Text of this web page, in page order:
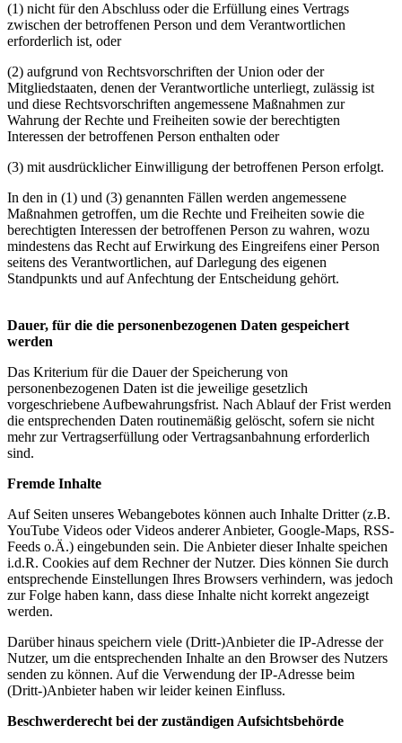
(1) nicht für den Abschluss oder die Erfüllung eines Vertrags
zwischen der betroffenen Person und dem Verantwortlichen
erforderlich ist, oder
(2) aufgrund von Rechtsvorschriften der Union oder der
Mitgliedstaaten, denen der Verantwortliche unterliegt, zulässig ist
und diese Rechtsvorschriften angemessene Maßnahmen zur
Wahrung der Rechte und Freiheiten sowie der berechtigten
Interessen der betroffenen Person enthalten oder
(3) mit ausdrücklicher Einwilligung der betroffenen Person erfolgt.
In den in (1) und (3) genannten Fällen werden angemessene
Maßnahmen getroffen, um die Rechte und Freiheiten sowie die
berechtigten Interessen der betroffenen Person zu wahren, wozu
mindestens das Recht auf Erwirkung des Eingreifens einer Person
seitens des Verantwortlichen, auf Darlegung des eigenen
Standpunkts und auf Anfechtung der Entscheidung gehört.
Dauer, für die die personenbezogenen Daten gespeichert
werden
Das Kriterium für die Dauer der Speicherung von
personenbezogenen Daten ist die jeweilige gesetzlich
vorgeschriebene Aufbewahrungsfrist. Nach Ablauf der Frist werden
die entsprechenden Daten routinemäßig gelöscht, sofern sie nicht
mehr zur Vertragserfüllung oder Vertragsanbahnung erforderlich
sind.
Fremde Inhalte
Auf Seiten unseres Webangebotes können auch Inhalte Dritter (z.B.
YouTube Videos oder Videos anderer Anbieter, Google-Maps, RSS-
Feeds o.Ä.) eingebunden sein. Die Anbieter dieser Inhalte speichen
i.d.R. Cookies auf dem Rechner der Nutzer. Dies können Sie durch
entsprechende Einstellungen Ihres Browsers verhindern, was jedoch
zur Folge haben kann, dass diese Inhalte nicht korrekt angezeigt
werden.
Darüber hinaus speichern viele (Dritt-)Anbieter die IP-Adresse der
Nutzer, um die entsprechenden Inhalte an den Browser des Nutzers
senden zu können. Auf die Verwendung der IP-Adresse beim
(Dritt-)Anbieter haben wir leider keinen Einfluss.
Beschwerderecht bei der zuständigen Aufsichtsbehörde